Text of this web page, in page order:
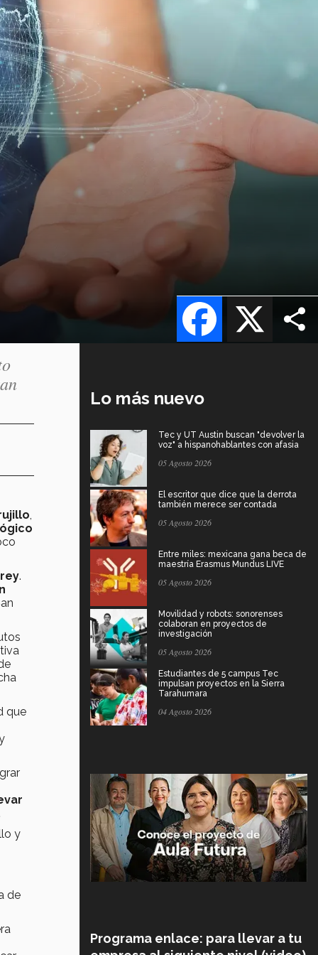
X
Facebook
.
que
y
de
Lo más nuevo
Tec y UT Austin buscan "devolver la
voz" a hispanohablantes con afasia
05 Agosto 2026
El escritor que dice que la derrota
también merece ser contada
05 Agosto 2026
Entre miles: mexicana gana beca de
maestría Erasmus Mundus LIVE
05 Agosto 2026
Movilidad y robots: sonorenses
colaboran en proyectos de
investigación
05 Agosto 2026
Estudiantes de 5 campus Tec
impulsan proyectos en la Sierra
Tarahumara
04 Agosto 2026
Programa enlace: para llevar a tu